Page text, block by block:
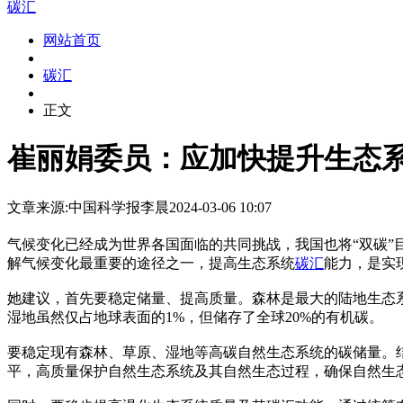
碳汇
网站首页
碳汇
正文
崔丽娟委员：应加快提升生态
文章来源:中国科学报李晨2024-03-06 10:07
气候变化已经成为世界各国面临的共同挑战，我国也将“双碳
解气候变化最重要的途径之一，提高生态系统碳汇能力，是实
她建议，首先要稳定储量、提高质量。森林是最大的陆地生
湿地虽然仅占地球表面的1%，但储存了全球20%的有机碳。
要稳定现有森林、草原、湿地等高碳自然生态系统的碳储量
平，高质量保护自然生态系统及其自然生态过程，确保自然